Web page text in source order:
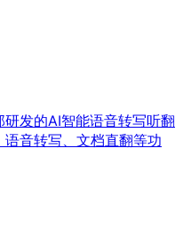
发的AI智能语音转写听翻
音转写、文档直翻等功